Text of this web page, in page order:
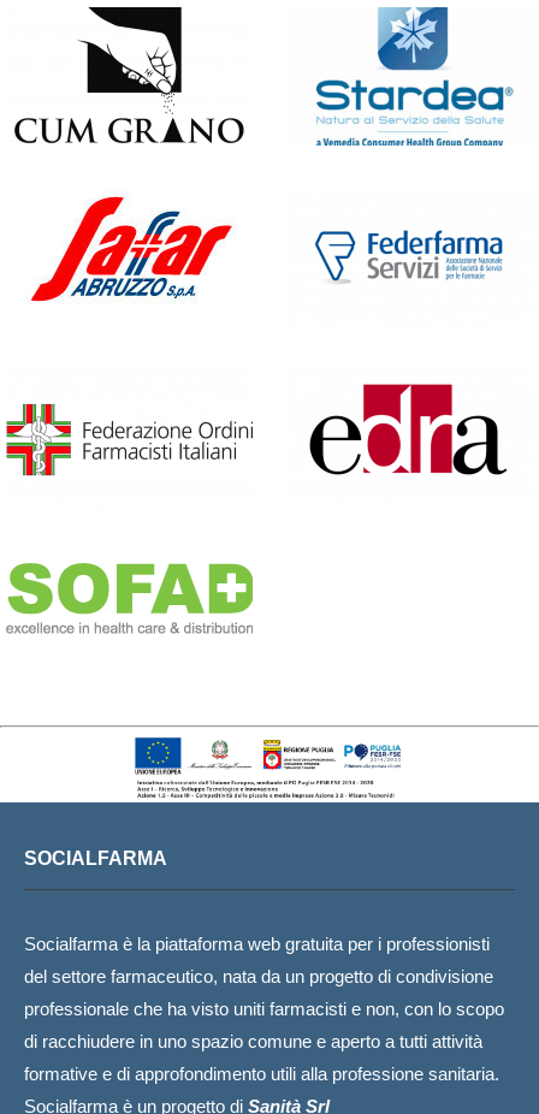
SOCIALFARMA
Socialfarma è la piattaforma web gratuita per i professionisti
del settore farmaceutico, nata da un progetto di condivisione
professionale che ha visto uniti farmacisti e non, con lo scopo
di racchiudere in uno spazio comune e aperto a tutti attività
formative e di approfondimento utili alla professione sanitaria.
Socialfarma è un progetto di Sanità Srl